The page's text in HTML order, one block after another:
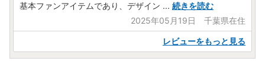
基本ファンアイテムであり、デザイン ... 続きを読む
2025年05月19日 千葉県在住
レビューをもっと見る